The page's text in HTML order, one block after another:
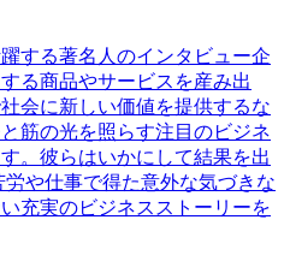
する著名人のインタビュー企
る商品やサービスを産み出
会に新しい価値を提供するな
筋の光を照らす注目のビジネ
。彼らはいかにして結果を出
労や仕事で得た意外な気づきな
充実のビジネスストーリーを